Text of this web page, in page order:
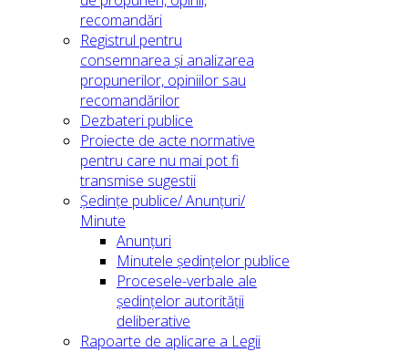
recomandări
Registrul pentru
consemnarea și analizarea
propunerilor, opiniilor sau
recomandărilor
Dezbateri publice
Proiecte de acte normative
pentru care nu mai pot fi
transmise sugestii
Ședințe publice/ Anunțuri/
Minute
Anunțuri
Minutele ședințelor publice
Procesele-verbale ale
ședințelor autorității
deliberative
Rapoarte de aplicare a Legii